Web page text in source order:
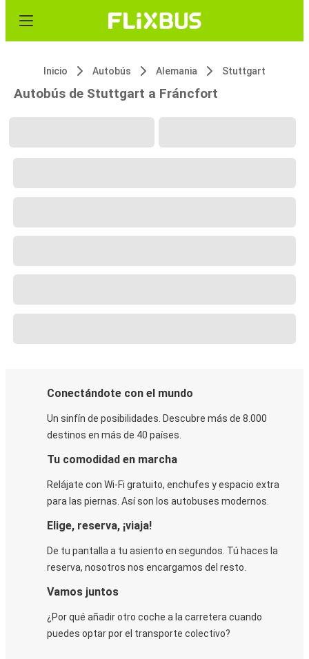
Inicio Autobús Alemania Stuttgart
Autobús de Stuttgart a Fráncfort
Conectándote con el mundo
Un sinfín de posibilidades. Descubre más de 8.000
destinos en más de 40 países.
Tu comodidad en marcha
Relájate con Wi-Fi gratuito, enchufes y espacio extra
para las piernas. Así son los autobuses modernos.
Elige, reserva, ¡viaja!
De tu pantalla a tu asiento en segundos. Tú haces la
reserva, nosotros nos encargamos del resto.
Vamos juntos
¿Por qué añadir otro coche a la carretera cuando
puedes optar por el transporte colectivo?